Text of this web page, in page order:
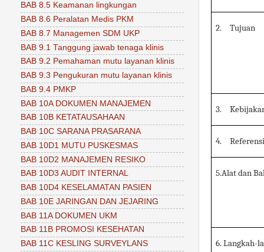
2. Tujuan
3.
4.
5.Alat dan
6. Langkah-
BAB 8.5 Keamanan lingkungan
BAB 8.6 Peralatan Medis PKM
BAB 8.7 Managemen SDM UKP
BAB 9.1 Tanggung jawab tenaga klinis
BAB 9.2 Pemahaman mutu layanan klinis
BAB 9.3 Pengukuran mutu layanan klinis
BAB 9.4 PMKP
BAB 10A DOKUMEN MANAJEMEN
BAB 10B KETATAUSAHAAN
BAB 10C SARANA PRASARANA
BAB 10D1 MUTU PUSKESMAS
BAB 10D2 MANAJEMEN RESIKO
BAB 10D3 AUDIT INTERNAL
BAB 10D4 KESELAMATAN PASIEN
BAB 10E JARINGAN DAN JEJARING
BAB 11A DOKUMEN UKM
BAB 11B PROMOSI KESEHATAN
BAB 11C KESLING SURVEYLANS